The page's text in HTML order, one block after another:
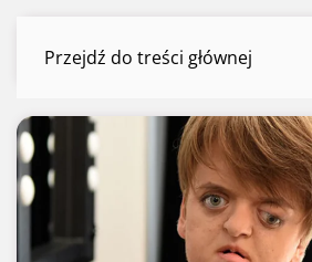
Przejdź do treści głównejIga Gawłowska